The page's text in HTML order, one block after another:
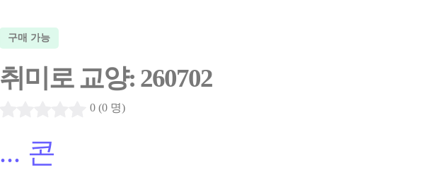
구매 가능
취미로 교양: 260702
0 (0 명)
... 콘